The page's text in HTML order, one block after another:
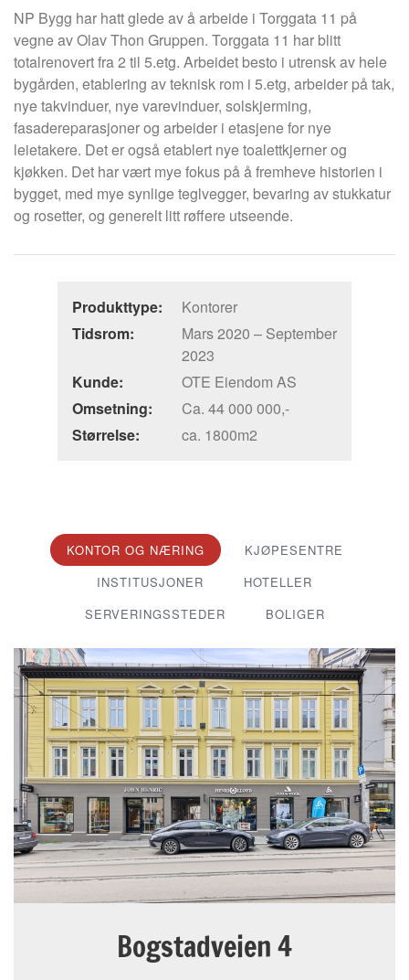
NP Bygg har hatt glede av å arbeide i Torggata 11 på
vegne av Olav Thon Gruppen. Torggata 11 har blitt
totalrenovert fra 2 til 5.etg. Arbeidet besto i utrensk av hele
bygården, etablering av teknisk rom i 5.etg, arbeider på tak,
nye takvinduer, nye varevinduer, solskjerming,
fasadereparasjoner og arbeider i etasjene for nye
leietakere. Det er også etablert nye toalettkjerner og
kjøkken. Det har vært mye fokus på å fremheve historien i
bygget, med mye synlige teglvegger, bevaring av stukkatur
og rosetter, og generelt litt røffere utseende.
Produkttype:
Kontorer
Tidsrom:
Mars 2020 – September
2023
Kunde:
OTE Eiendom AS
Omsetning:
Ca. 44 000 000,-
Størrelse:
ca. 1800m2
KONTOR OG NÆRING
KJØPESENTRE
INSTITUSJONER
HOTELLER
SERVERINGSSTEDER
BOLIGER
Bogstadveien 4